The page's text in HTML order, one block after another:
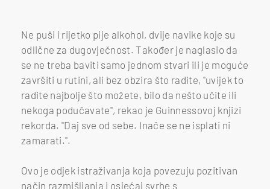
Ne puši i rijetko pije alkohol, dvije navike koje su
odlične za dugovječnost. Također je naglasio da
se ne treba baviti samo jednom stvari ili je moguće
završiti u rutini, ali bez obzira što radite, "uvijek to
radite najbolje što možete, bilo da nešto učite ili
nekoga podučavate", rekao je Guinnessovoj knjizi
rekorda. "Daj sve od sebe. Inače se ne isplati ni
zamarati.".
Ovo je odjek istraživanja koja povezuju pozitivan
način razmišljanja i osjećaj svrhe s